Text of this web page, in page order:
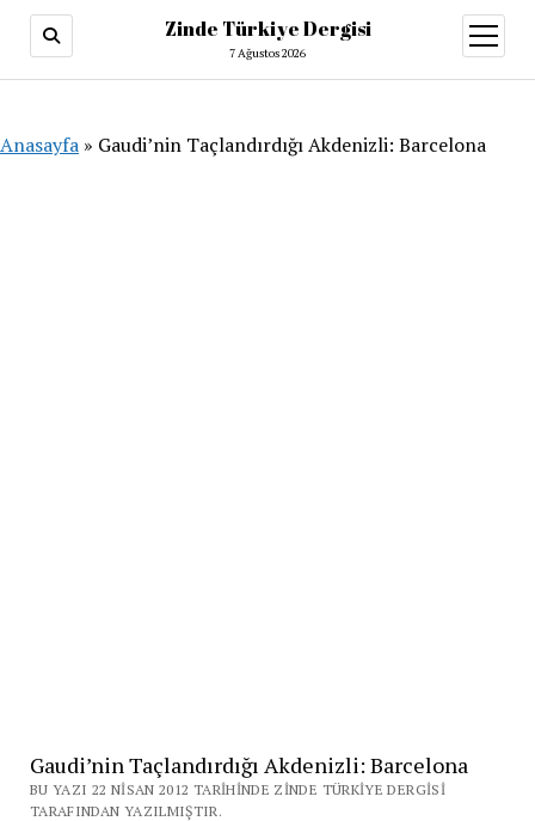
Zinde Türkiye Dergisi
7 Ağustos 2026
aç
Anasayfa » Gaudi’nin Taçlandırdığı Akdenizli: Barcelona
Gaudi’nin Taçlandırdığı Akdenizli: Barcelona
BU YAZI 22 NISAN 2012 TARIHINDE ZINDE TÜRKIYE DERGISI
TARAFINDAN YAZILMIŞTIR.